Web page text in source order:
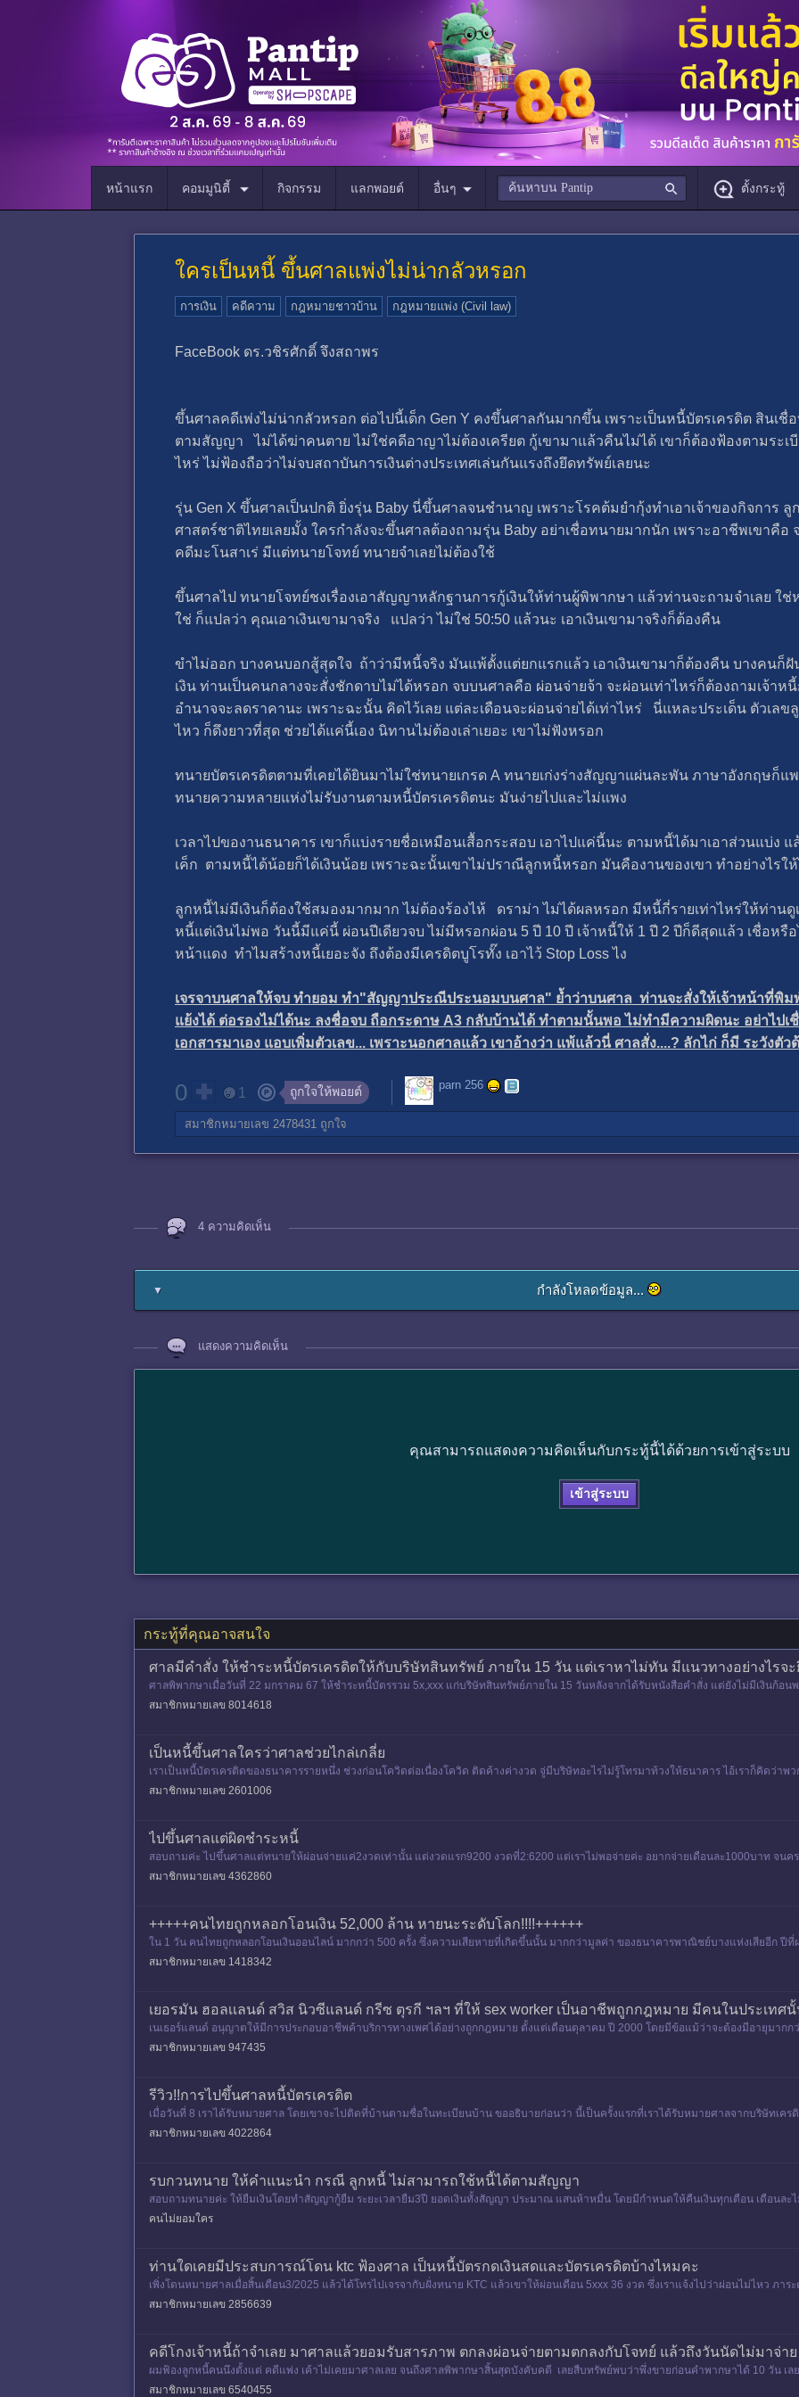
หน้าแรก คอมมูนิตี้ กิจกรรม แลกพอยต์ อื่นๆ ตั้งกระทู้
ใครเป็นหนี้ ขึ้นศาลแพ่งไม่น่ากลัวหรอก
การเงิน คดีความ กฎหมายชาวบ้าน กฎหมายแพ่ง (Civil law)
FaceBook ดร.วชิรศักดิ์ จึงสถาพร
ขึ้นศาลคดีเพ่งไม่น่ากลัวหรอก ต่อไปนี้เด็ก Gen Y คงขึ้นศาลกันมากขึ้น เพราะเป็นหนี้บัตรเครดิต​ สินเ
ตามสัญญา ไม่ได้ฆ่าคนตาย ไม่ใช่คดีอาญา​ไม่ต้องเครียต กู้เขามาแล้วคืนไม่ได้ เขาก็ต้องฟ้องตามระเ
ไหร่ ไม่ฟ้องถือว่าไม่จบสถาบันการเงิน​ต่างประเทศ​เล่นกันแรงถึงยึดทรัพย์​เลยนะ
รุ่น Gen X ขึ้นศาลเป็นปกติ ยิ่งรุ่น Baby นี่ขึ้นศาลจนชำนาญ เพราะโรคต้มยำกุ้งทำเอาเจ้าของกิจการ
ศาสต​ร์ชาติไทยเลยมั้ง ใครกำลังจะขึ้นศาลต้องถามรุ่น Baby อย่าเชื่อทนายมากนัก เพราะอาชีพเขาคื
คดีมะโนสาเร่ มีแต่ทนายโจทย์ ทนายจำเลยไม่ต้องใช้
ขึ้นศาลไป ทนายโจทย์​ชงเรื่องเอาสัญญาหลักฐานการกู้เงินให้ท่านผู้พิพากษา​ แล้วท่านจะถามจำเลย ใช่
ใช่ ก็แปลว่า คุณเอาเงินเขามาจริง แปลว่า ไม่ใช่ 50:50 แล้วนะ เอาเงินเขามาจริงก็ต้องคืน
ขำไม่ออก บางคนบอกสู้สุดใจ ถ้าว่ามีหนี้จริง มันแพ้ตั้งแต่ยกแรกแล้ว เอาเงินเขามาก็ต้องคืน บางคนก็ฝั
เงิน ท่านเป็นคนกลางจะสั่งชักดาบไม่ได้หรอก จบบนศาลคือ ผ่อนจ่ายจ้า จะผ่อนเท่าไหร่ก็ต้องถามเจ้า
อำนาจจะลดราคานะ เพราะฉะนั้น คิดไว้เลย แต่ละเดือนจะผ่อนจ่ายได้เท่าไหร่ นี่แหละประเด็น ตัวเล
ไหว ก็ดึงยาวที่สุด ช่วยได้แค่นี้เอง นิทานไม่ต้องเล่าเยอะ เขาไม่ฟังหรอก
ทนายบัตรเครดิต​ตามที่เคยได้ยินมาไม่ใช่ทนายเกรด A ทนายเก่งร่างสัญญา​แผ่นละพัน ภาษาอังกฤษ​ก็
ทนายความ​หลายแห่งไม่รับงานตามหนี้บัตรเครดิต​นะ มันง่ายไปและไม่แพง
เวลาไปของานธนาคาร เขาก็แบ่งรายชื่อเหมือนเสื้อกระสอบ เอาไปแค่นี้นะ ตามหนี้ได้มาเอาส่วนแบ่ง แ
เค็ก ตามหนี้ได้น้อยก็ได้เงินน้อย เพราะฉะนั้นเขาไม่ปราณีลูกหนี้หรอก มันคืองานของเขา ทำอย่างไรใ
ลูกหนี้ไม่มีเงินก็ต้องใช้สมองมากมาก ไม่ต้องร้องไห้ ดราม่า ไม่ได้ผลหรอก มีหนี้กี่รายเท่าไหร่ให้ท่านดู
หนี้แต่เงินไม่พอ วันนี้มีแค่นี้ ผ่อนปีเดียวจบ ไม่มีหรอกผ่อน 5 ปี 10 ปี เจ้าหนี้ให้ 1 ปี 2 ปีก็ดีสุดแล้ว เชื่อหรื
หน้าแดง ทำไมสร้างหนี้เยอะจัง ถึงต้องมีเครดิตบูโรทั๊ง เอาไว้ Stop Loss ไง
เจรจาบนศาลให้จบ ทำยอม ทำ"สัญญา​ประณีประนอม​บนศาล" ย้ำว่าบนศาล ท่านจะสั่งให้เจ้าหน้าที่พิม
แย้งได้ ต่อรองไม่ได้นะ ลงชื่อจบ ถือกระดาษ A3 กลับบ้านได้ ทำตามนั้นพอ ไม่ทำมีความผิดนะ อย่าไปเ
เอกสารมาเอง แอบเพิ่มตัวเลข... เพราะนอกศาลแล้ว เขาอ้างว่า แพ้แล้วนี่ ศาลสั่ง....? ลักไก่ ก็มี ระวังตัว
0 1 ถูกใจให้พอยต์ parn 256
สมาชิกหมายเลข 2478431 ถูกใจ
4 ความคิดเห็น
▼ กำลังโหลดข้อมูล...
แสดงความคิดเห็น
คุณสามารถแสดงความคิดเห็นกับกระทู้นี้ได้ด้วยการเข้าสู่ระบบ
เข้าสู่ระบบ
กระทู้ที่คุณอาจสนใจ
ศาลมีคำสั่ง ให้ชำระหนี้บัตรเครดิตให้กับบริษัทสินทรัพย์ ภายใน 15 วัน แต่เราหาไม่ทัน มีแนวทางอย่างไรจะ
ศาลพิพากษาเมื่อวันที่ 22 มกราคม 67 ให้ชำระหนี้บัตรรวม 5x,xxx แก่บริษัทสินทรัพย์ภายใน 15 วันหลังจากได้รับหนังสือคำสั่ง แต่ยังไม่มีเงินก้อนพ
นผันได้บ้าง
สมาชิกหมายเลข 8014618
เป็นหนี้ขึ้นศาลใครว่าศาลช่วยไกล่เกลี่ย
เราเป็นหนี้บัตรเครติดของธนาคารรายหนึ่ง ช่วงก่อนโควิดต่อเนื่องโควิด ติดค้างค่างวด จู่มีบริษัทอะไรไม่รู้โทรมาท้วงให้ธนาคาร ไอ้เราก็คิดว่า
อก็แจ้งเตือน
สมาชิกหมายเลข 2601006
ไปขึ้นศาลแต่ผิดชำระหนี้
สอบถามค่ะ ไปขึ้นศาลแต่ทนายให้ผ่อนจ่ายแค่2งวดเท่านั้น แต่งวดแรก9200 งวดที่2:6200 แต่เราไม่พอจ่ายค่ะ อยากจ่ายเดือนละ1000บาท จ
สมาชิกหมายเลข 4362860
+++++คนไทยถูกหลอกโอนเงิน 52,000 ล้าน หายนะระดับโลก!!!!++++++
ใน 1 วัน คนไทยถูกหลอกโอนเงินออนไลน์ มากกว่า 500 ครั้ง ซึ่งความเสียหายที่เกิดขึ้นนั้น มากกว่ามูลค่า ของธนาคารพาณิชย์บางแห่งเสียอีก ปีที่
สมาชิกหมายเลข 1418342
เยอรมัน ฮอลเเลนด์ สวิส นิวซีแลนด์ กรีซ ตุรกี ฯลฯ ที่ให้ sex worker เป็นอาชีพถูกกฎหมาย มีคนในประเทศ
เนเธอร์แลนด์ อนุญาตให้มีการประกอบอาชีพค้าบริการทางเพศได้อย่างถูกกฎหมาย ตั้งแต่เดือนตุลาคม ปี 2000 โดยมีข้อแม้ว่าจะต้องมีอายุมาก
สมาชิกหมายเลข 947435
รีวิว!!การไปขึ้นศาลหนี้บัตรเครดิต
เมื่อวันที่ 8 เราได้รับหมายศาล โดยเขาจะไปติดที่บ้านตามชื่อในทะเบียนบ้าน ขออธิบายก่อนว่า นี้เป็นครั้งแรกที่เราได้รับหมายศาลจากบริษัทเ
มูลเกี่ยว
สมาชิกหมายเลข 4022864
รบกวนทนาย ให้คำแนะนำ กรณี ลูกหนี้ ไม่สามารถใช้หนี้ได้ตามสัญญา
สอบถามทนายค่ะ ให้ยืมเงินโดยทำสัญญากู้ยืม ระยะเวลายืม3ปี ยอดเงินทั้งสัญญา ประมาณ แสนห้าหมื่น โดยมีกำหนดให้คืนเงินทุกเดือน เดือนละ
นคืนมา ประมา
คนไม่ยอมใคร
ท่านใดเคยมีประสบการณ์โดน ktc ฟ้องศาล เป็นหนี้บัตรกดเงินสดและบัตรเครดิตบ้างไหมคะ
เพิ่งโดนหมายศาลเมื่อสิ้นเดือน3/2025 แล้วได้โทรไปเจรจากับฝั่งทนาย KTC แล้วเขาให้ผ่อนเดือน 5xxx 36 งวด ซึ่งเราแจ้งไปว่าผ่อนไม่ไหว ภา
งโควิค)และอื่นๆ
สมาชิกหมายเลข 2856639
คดีโกงเจ้าหนี้ถ้าจำเลย มาศาลแล้วยอมรับสารภาพ ตกลงผ่อนจ่ายตามตกลงกับโจทย์ แล้วถึงวันนัดไม่มาจ่า
ผมฟ้องลูกหนี้คนนึงตั้งแต่ คดีแพ่ง เค้าไม่เคยมาศาลเลย จนถึงศาลพิพากษาสิ้นสุดบังคับคดี เลยสืบทรัพย์พบว่าพึ่งขายก่อนคำพากษาได้ 10 วัน
าครั้
สมาชิกหมายเลข 6540455